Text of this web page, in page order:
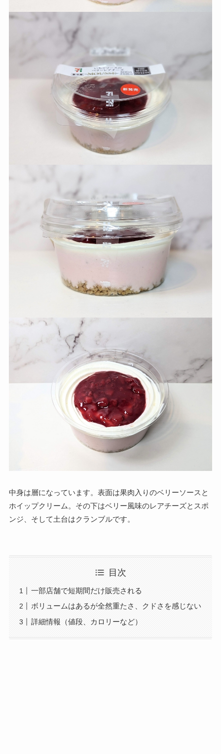
中身は層になっています。表面は果肉入りのベリーソースと
ホイップクリーム。その下はベリー風味のレアチーズとスポ
ンジ、そして土台はクランブルです。
目次
一部店舗で短期間だけ販売される
ボリュームはあるが全然重たさ、クドさを感じない
詳細情報（値段、カロリーなど）